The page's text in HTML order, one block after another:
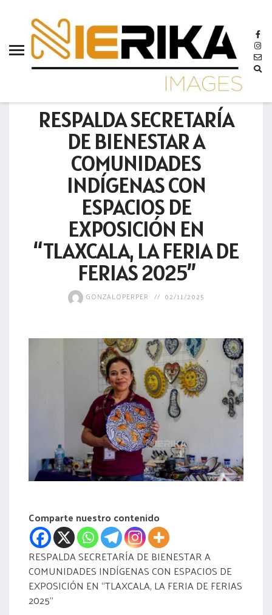
RESPALDA SECRETARÍA
DE BIENESTAR A
COMUNIDADES
INDÍGENAS CON
ESPACIOS DE
EXPOSICIÓN EN
“TLAXCALA, LA FERIA DE
FERIAS 2025”
GONZALOPERPER 02/11/2025
Comparte nuestro contenido
RESPALDA SECRETARÍA DE BIENESTAR A
COMUNIDADES INDÍGENAS CON ESPACIOS DE
EXPOSICIÓN EN “TLAXCALA, LA FERIA DE FERIAS
2025”
aamtlax
abanderamiento
aclaración